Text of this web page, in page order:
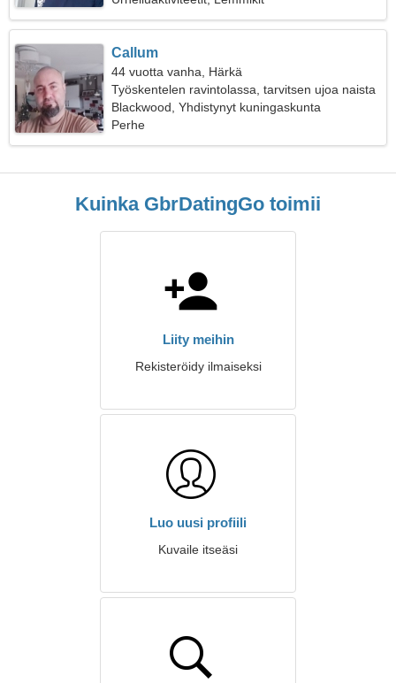
Callum
44 vuotta vanha, Härkä
Työskentelen ravintolassa, tarvitsen ujoa naista
Blackwood, Yhdistynyt kuningaskunta
Perhe
Kuinka GbrDatingGo toimii
Liity meihin
Rekisteröidy ilmaiseksi
Luo uusi profiili
Kuvaile itseäsi